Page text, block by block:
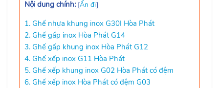
Nội dung chính: [Ẩn đi]
1. Ghế nhựa khung inox G30I Hòa Phát
2. Ghế gấp inox Hòa Phát G14
3. Ghế gấp khung inox Hòa Phát G12
4. Ghế xếp inox G11 Hòa Phát
5. Ghế xếp khung inox G02 Hòa Phát có đệm
6. Ghế xếp inox Hòa Phát có đệm G03